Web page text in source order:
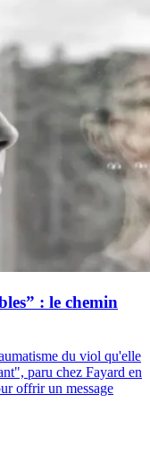
: le chemin
du viol qu'elle
paru chez Fayard en
offrir un message